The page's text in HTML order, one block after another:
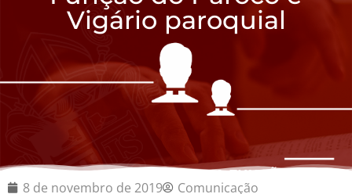
Vigário paroquial
8 de novembro de 2019 Comunicação